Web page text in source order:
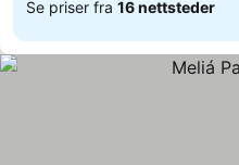
Se priser fra 16 nettsteder